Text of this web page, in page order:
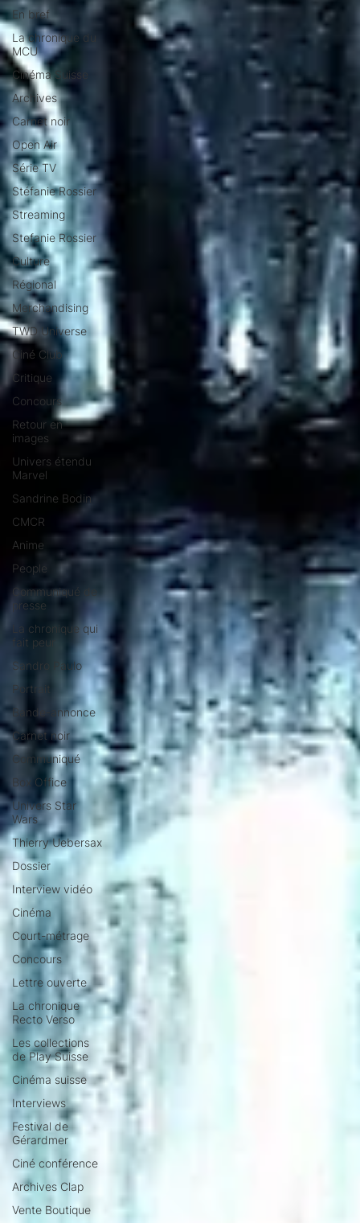
En bref
La chronique du
MCU
Cinéma Suisse
Archives
Carnet noir
Open Air
Série TV
Stéfanie Rossier
Streaming
Stefanie Rossier
Culture
Régional
Merchandising
TWD Universe
Ciné Club
Critique
Concours
Retour en
images
Univers étendu
Marvel
Sandrine Bodin
CMCR
Anime
People
Communiqué de
presse
La chronique qui
fait peur
Sandro Paulo
Portrait
Bande-annonce
Carnet noir
Communiqué
Box Office
Univers Star
Wars
Thierry Uebersax
Dossier
Interview vidéo
Cinéma
Court-métrage
Concours
Lettre ouverte
La chronique
Recto Verso
Les collections
de Play Suisse
Cinéma suisse
Interviews
Festival de
Gérardmer
Ciné conférence
Archives Clap
Vente Boutique